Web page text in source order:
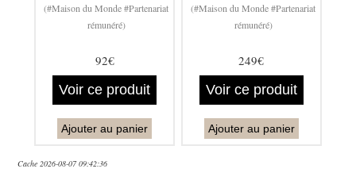
(#Maison du Monde #Partenariat
rémunéré)
92€
Voir ce produit
Ajouter au panier
(#Maison du Monde #Partenariat
rémunéré)
249€
Voir ce produit
Ajouter au panier
Cache 2026-08-07 09:42:36